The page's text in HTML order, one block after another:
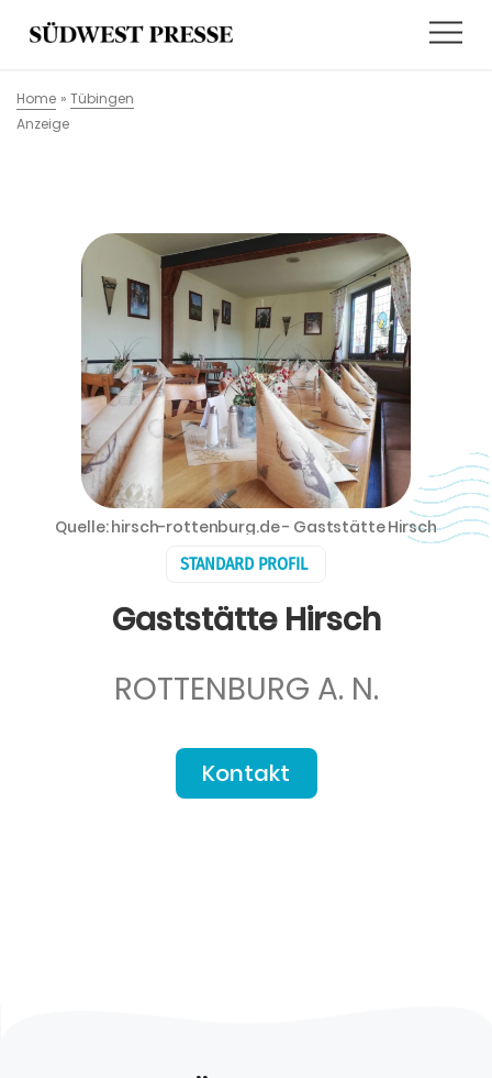
Home » Tübingen
Anzeige
STANDARD PROFIL
Gaststätte Hirsch
ROTTENBURG A. N.
Kontakt
Quelle: hirsch-rottenburg.de - Gaststätte Hirsch